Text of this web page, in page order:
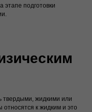
этапе подготовки
твердыми, жидкими или
к жидким и это